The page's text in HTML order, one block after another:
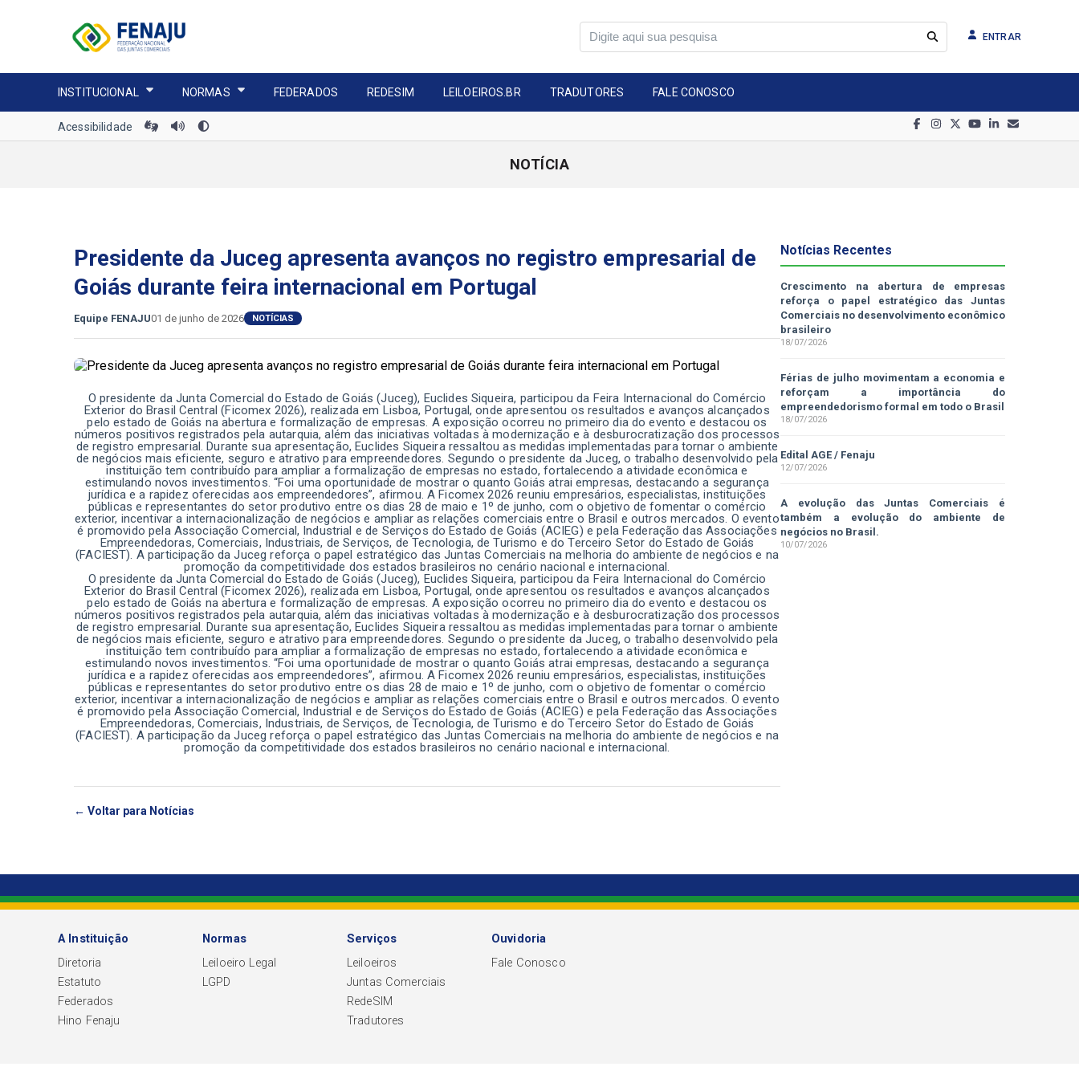
ENTRAR
INSTITUCIONAL NORMAS FEDERADOS REDESIM LEILOEIROS.BR TRADUTORES FALE CONOSCO
Acessibilidade
NOTÍCIA
Presidente da Juceg apresenta avanços no registro empresarial de
Goiás durante feira internacional em Portugal
Equipe FENAJU01 de junho de 2026 NOTÍCIAS
O presidente da Junta Comercial do Estado de Goiás (Juceg), Euclides Siqueira, participou da Feira Internacional do Comércio
Exterior do Brasil Central (Ficomex 2026), realizada em Lisboa, Portugal, onde apresentou os resultados e avanços alcançados
pelo estado de Goiás na abertura e formalização de empresas. A exposição ocorreu no primeiro dia do evento e destacou os
números positivos registrados pela autarquia, além das iniciativas voltadas à modernização e à desburocratização dos processos
de registro empresarial. Durante sua apresentação, Euclides Siqueira ressaltou as medidas implementadas para tornar o ambiente
de negócios mais eficiente, seguro e atrativo para empreendedores. Segundo o presidente da Juceg, o trabalho desenvolvido pela
instituição tem contribuído para ampliar a formalização de empresas no estado, fortalecendo a atividade econômica e
estimulando novos investimentos. “Foi uma oportunidade de mostrar o quanto Goiás atrai empresas, destacando a segurança
jurídica e a rapidez oferecidas aos empreendedores”, afirmou. A Ficomex 2026 reuniu empresários, especialistas, instituições
públicas e representantes do setor produtivo entre os dias 28 de maio e 1º de junho, com o objetivo de fomentar o comércio
exterior, incentivar a internacionalização de negócios e ampliar as relações comerciais entre o Brasil e outros mercados. O evento
é promovido pela Associação Comercial, Industrial e de Serviços do Estado de Goiás (ACIEG) e pela Federação das Associações
Empreendedoras, Comerciais, Industriais, de Serviços, de Tecnologia, de Turismo e do Terceiro Setor do Estado de Goiás
(FACIEST). A participação da Juceg reforça o papel estratégico das Juntas Comerciais na melhoria do ambiente de negócios e na
promoção da competitividade dos estados brasileiros no cenário nacional e internacional.
O presidente da Junta Comercial do Estado de Goiás (Juceg), Euclides Siqueira, participou da Feira Internacional do Comércio
Exterior do Brasil Central (Ficomex 2026), realizada em Lisboa, Portugal, onde apresentou os resultados e avanços alcançados
pelo estado de Goiás na abertura e formalização de empresas. A exposição ocorreu no primeiro dia do evento e destacou os
números positivos registrados pela autarquia, além das iniciativas voltadas à modernização e à desburocratização dos processos
de registro empresarial. Durante sua apresentação, Euclides Siqueira ressaltou as medidas implementadas para tornar o ambiente
de negócios mais eficiente, seguro e atrativo para empreendedores. Segundo o presidente da Juceg, o trabalho desenvolvido pela
instituição tem contribuído para ampliar a formalização de empresas no estado, fortalecendo a atividade econômica e
estimulando novos investimentos. “Foi uma oportunidade de mostrar o quanto Goiás atrai empresas, destacando a segurança
jurídica e a rapidez oferecidas aos empreendedores”, afirmou. A Ficomex 2026 reuniu empresários, especialistas, instituições
públicas e representantes do setor produtivo entre os dias 28 de maio e 1º de junho, com o objetivo de fomentar o comércio
exterior, incentivar a internacionalização de negócios e ampliar as relações comerciais entre o Brasil e outros mercados. O evento
é promovido pela Associação Comercial, Industrial e de Serviços do Estado de Goiás (ACIEG) e pela Federação das Associações
Empreendedoras, Comerciais, Industriais, de Serviços, de Tecnologia, de Turismo e do Terceiro Setor do Estado de Goiás
(FACIEST). A participação da Juceg reforça o papel estratégico das Juntas Comerciais na melhoria do ambiente de negócios e na
promoção da competitividade dos estados brasileiros no cenário nacional e internacional.
← Voltar para Notícias
Notícias Recentes
Crescimento na abertura de empresas
reforça o papel estratégico das Juntas
Comerciais no desenvolvimento econômico
brasileiro
18/07/2026
Férias de julho movimentam a economia e
reforçam a importância do
empreendedorismo formal em todo o Brasil
18/07/2026
Edital AGE / Fenaju
12/07/2026
A evolução das Juntas Comerciais é
também a evolução do ambiente de
negócios no Brasil.
10/07/2026
A Instituição
Diretoria
Estatuto
Federados
Hino Fenaju
Normas
Leiloeiro Legal
LGPD
Serviços
Leiloeiros
Juntas Comerciais
RedeSIM
Tradutores
Ouvidoria
Fale Conosco